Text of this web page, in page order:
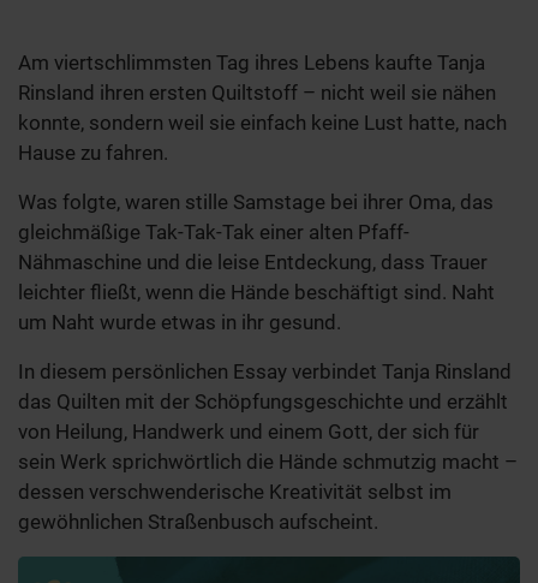
Am viertschlimmsten Tag ihres Lebens kaufte Tanja
Rinsland ihren ersten Quiltstoff – nicht weil sie nähen
konnte, sondern weil sie einfach keine Lust hatte, nach
Hause zu fahren.
Was folgte, waren stille Samstage bei ihrer Oma, das
gleichmäßige Tak-Tak-Tak einer alten Pfaff-
Nähmaschine und die leise Entdeckung, dass Trauer
leichter fließt, wenn die Hände beschäftigt sind. Naht
um Naht wurde etwas in ihr gesund.
In diesem persönlichen Essay verbindet Tanja Rinsland
das Quilten mit der Schöpfungsgeschichte und erzählt
von Heilung, Handwerk und einem Gott, der sich für
sein Werk sprichwörtlich die Hände schmutzig macht –
dessen verschwenderische Kreativität selbst im
gewöhnlichen Straßenbusch aufscheint.